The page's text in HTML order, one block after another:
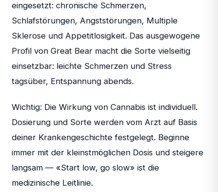
eingesetzt: chronische Schmerzen,
Schlafstörungen, Angststörungen, Multiple
Sklerose und Appetitlosigkeit. Das ausgewogene
Profil von Great Bear macht die Sorte vielseitig
einsetzbar: leichte Schmerzen und Stress
tagsüber, Entspannung abends.
Wichtig: Die Wirkung von Cannabis ist individuell.
Dosierung und Sorte werden vom Arzt auf Basis
deiner Krankengeschichte festgelegt. Beginne
immer mit der kleinstmöglichen Dosis und steigere
langsam — «Start low, go slow» ist die
medizinische Leitlinie.